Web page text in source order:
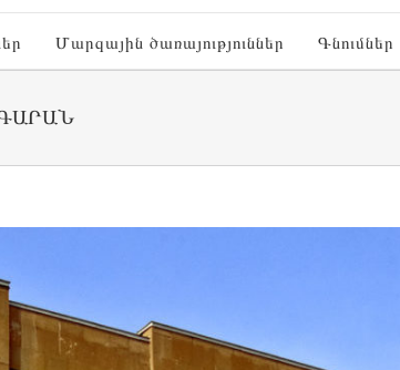
Մարզային ծառայություններ Գնումներ